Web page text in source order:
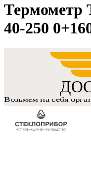
Термометр
40-250